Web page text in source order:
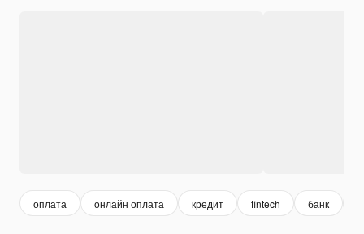
оплата онлайн оплата кредит fintech банк